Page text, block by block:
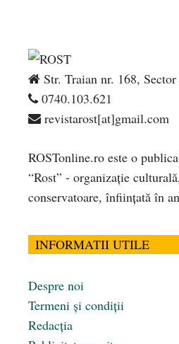
Str. Traian nr. 168,
0740.103.621
revistarost[at]gmail.com
ROSTonline.ro este o
“Rost” - organizaţie
conservatoare, înfiinţată în
INFORMATII UTILE
Despre noi
Termeni și condiții
Redacția